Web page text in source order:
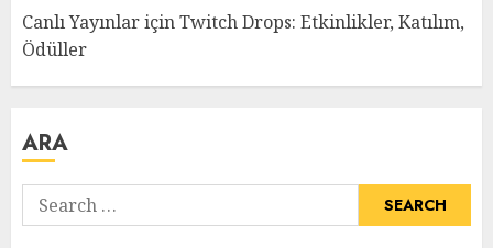
Canlı Yayınlar için Twitch Drops: Etkinlikler, Katılım,
Ödüller
ARA
Search
for: